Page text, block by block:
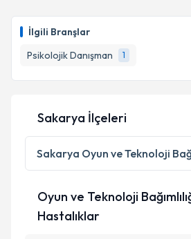
İlgili Branşlar
Psikolojik Danışman
1
Sakarya İlçeleri
Sakarya Oyun ve Teknoloji
Oyun ve Teknoloji
Hastalıklar